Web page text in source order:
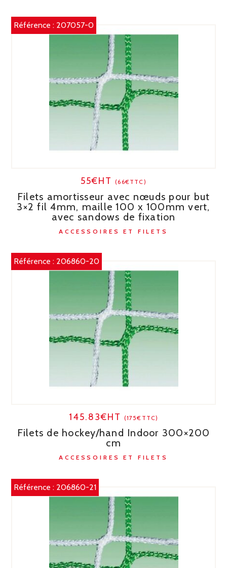
Référence : 207057-0
55€HT(66€TTC)
Filets amortisseur avec nœuds pour but
3×2 fil 4mm, maille 100 x 100mm vert,
avec sandows de fixation
ACCESSOIRES ET FILETS
Référence : 206860-20
145.83€HT (175€TTC)
Filets de hockey/hand Indoor 300×200
cm
ACCESSOIRES ET FILETS
Référence : 206860-21